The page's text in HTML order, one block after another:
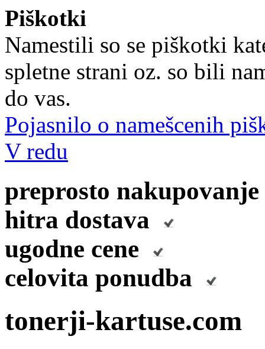
Piškotki
Namestili so se piškotki
spletne strani oz. so bili
do vas.
Pojasnilo o namešcenih
V redu
preprosto
hitra dostava
ugodne cene
celovita ponudba
tonerji-kartuse.com